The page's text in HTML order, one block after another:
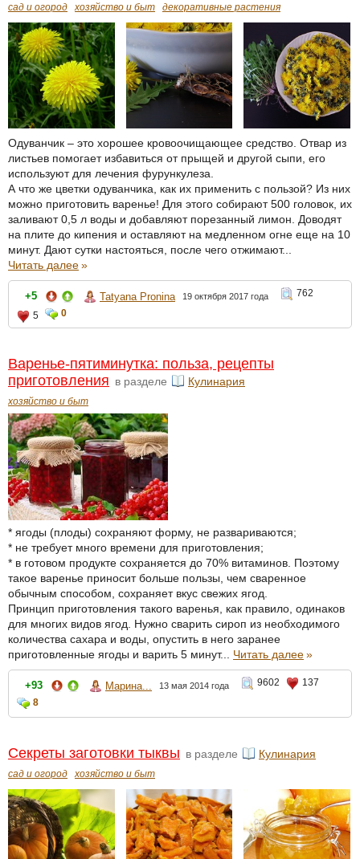
сад и огород хозяйство и быт декоративные растения
Одуванчик – это хорошее кровоочищающее средство. Отвар из
листьев помогает избавиться от прыщей и другой сыпи, его
используют для лечения фурункулеза.
А что же цветки одуванчика, как их применить с пользой? Из них
можно приготовить варенье! Для этого собирают 500 головок, их
заливают 0,5 л воды и добавляют порезанный лимон. Доводят
на плите до кипения и оставляют на медленном огне еще на 10
минут. Дают сутки настояться, после чего отжимают...
Читать далее»
+5 Tatyana Pronina 19 октября 2017 года
762
5
0
Варенье-пятиминутка: польза, рецепты
приготовления в разделе Кулинария
хозяйство и быт
* ягоды (плоды) сохраняют форму, не развариваются;
* не требует много времени для приготовления;
* в готовом продукте сохраняется до 70% витаминов. Поэтому
такое варенье приносит больше пользы, чем сваренное
обычным способом, сохраняет вкус свежих ягод.
Принцип приготовления такого варенья, как правило, одинаков
для многих видов ягод. Нужно сварить сироп из необходимого
количества сахара и воды, опустить в него заранее
приготовленные ягоды и варить 5 минут... Читать далее»
+93 Марина... 13 мая 2014 года 9602
137
8
Секреты заготовки тыквы в разделе Кулинария
сад и огород хозяйство и быт